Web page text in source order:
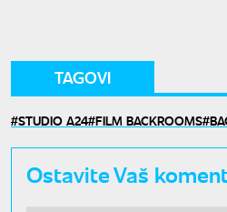
TAGOVI
STUDIO A24 FILM BACKROOMS
Ostavite Vaš